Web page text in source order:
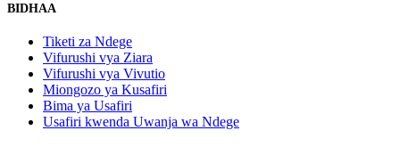
BIDHAA
Tiketi za Ndege
Vifurushi vya Ziara
Vifurushi vya Vivutio
Miongozo ya Kusafiri
Bima ya Usafiri
Usafiri kwenda Uwanja wa Ndege